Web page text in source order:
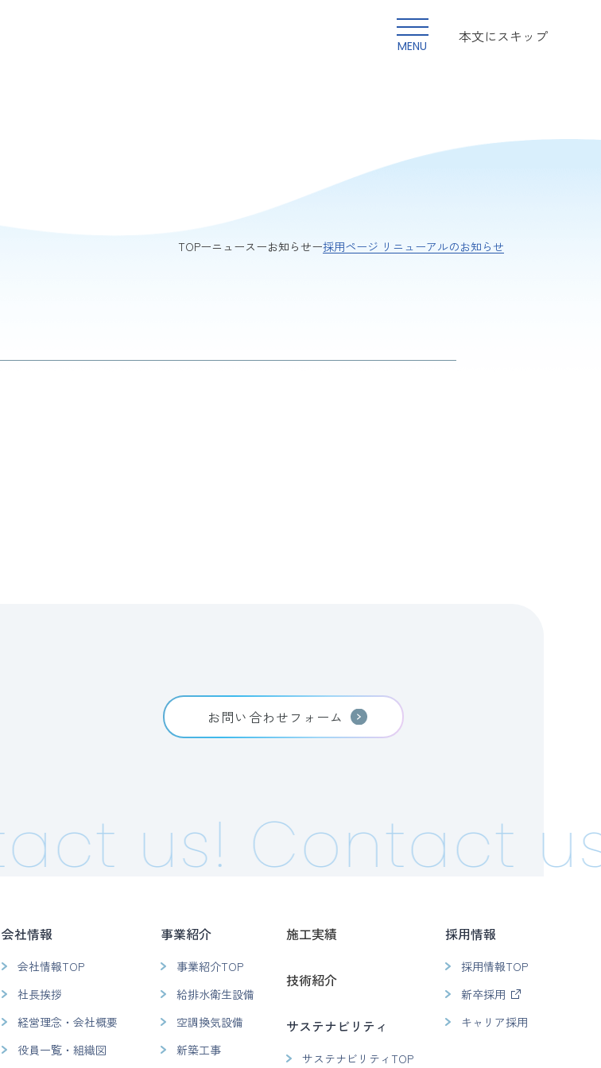
MENU
本文にスキップ
TOP ニュース お知らせ 採用ページ リニューアルのお知らせ
お問い合わせフォーム
us! Contact
会社情報
会社情報TOP
社長挨拶
経営理念・会社概要
役員一覧・組織図
事業紹介
事業紹介TOP
給排水衛生設備
空調換気設備
新築工事
施工実績
技術紹介
サステナビリティ
サステナビリティTOP
採用情報
採用情報TOP
新卒採用
キャリア採用